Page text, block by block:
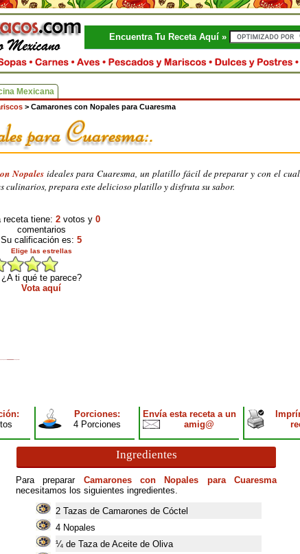
Encuentra Tu Receta Aquí »
Mexicana
> Camarones con Nopales para Cuaresma
Nopales ideales para Cuaresma, un platillo fácil de preparar y con el
prepara este delicioso platillo y disfruta su sabor.
receta tiene: 2 votos y 0
comentarios
Su calificación es: 5
Elige las estrellas
¿A ti qué te parece?
Vota aquí
Porciones:
4 Porciones
Envía esta receta a un
amig@
Ingredientes
Para preparar Camarones con Nopales para Cuaresma
necesitamos los siguientes ingredientes.
2 Tazas de Camarones de Cóctel
4 Nopales
¼ de Taza de Aceite de Oliva